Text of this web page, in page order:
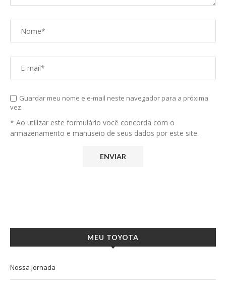
Guardar meu nome e e-mail neste navegador para a próxima
vez.
* Ao utilizar este formulário você concorda com o
armazenamento e manuseio de seus dados por este site.
MEU TOYOTA
Nossa Jornada